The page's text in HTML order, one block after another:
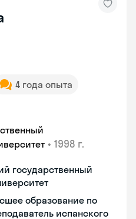
4 года опыта
• 1998 г.
государственный
образование по
испанского